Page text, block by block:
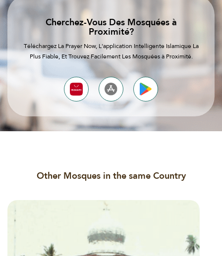
Cherchez-Vous Des Mosquées à
Proximité?
Téléchargez La Prayer Now, L'application Intelligente Islamique La
Plus Fiable, Et Trouvez Facilement Les Mosquées à Proximité.
Other Mosques in the same Country